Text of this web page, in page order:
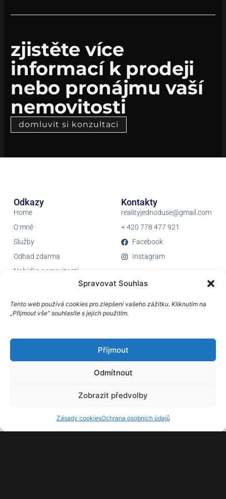
Spravovat Souhlas
Tento web používá cookies pro zlepšení vašeho zážitku. Kliknutím na
„Přijmout vše" souhlasíte s jejich použitím.
Přijmout
Odmítnout
Zobrazit předvolby
Zásady cookiesOchrana osobních údajů
zjistěte více
informací k prodeji
nebo pronájmu vaší
nemovitosti
domluvit si konzultaci
Odkazy
Home
O mně
Služby
Odhad zdarma
Nabídka nemovitostí
Tipy a rady
Reference
Ochrana osobních údajů
Kontakty
realityjednoduse@gmail.com
+ 420 778 477 921
Facebook
Instagram